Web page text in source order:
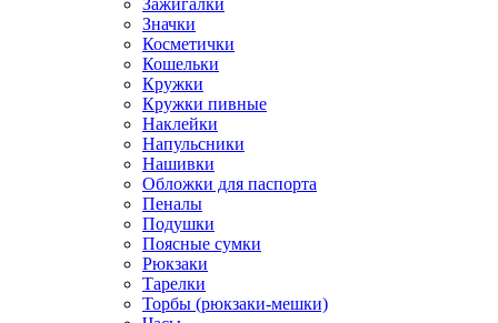
Значки
Косметички
Кошельки
Кружки
Кружки пивные
Наклейки
Напульсники
Нашивки
Обложки для паспорта
Пеналы
Подушки
Поясные сумки
Рюкзаки
Тарелки
Торбы (рюкзаки-мешки)